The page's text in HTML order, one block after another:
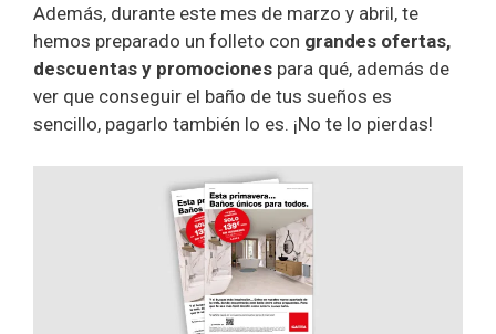
Además, durante este mes de marzo y abril, te
hemos preparado un folleto con grandes ofertas,
descuentas y promociones para qué, además de
ver que conseguir el baño de tus sueños es
sencillo, pagarlo también lo es. ¡No te lo pierdas!